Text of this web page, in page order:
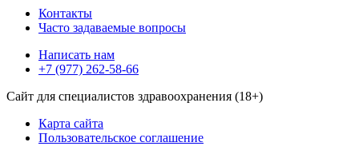
Контакты
Часто задаваемые вопросы
Написать нам
+7 (977) 262-58-66
Сайт для специалистов здравоохранения (18+)
Карта сайта
Пользовательское соглашение